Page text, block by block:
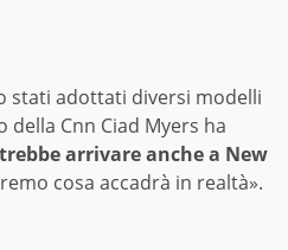
stati adottati diversi modelli
Cnn Ciad Myers ha
arrivare anche a New
cosa accadrà in realtà».